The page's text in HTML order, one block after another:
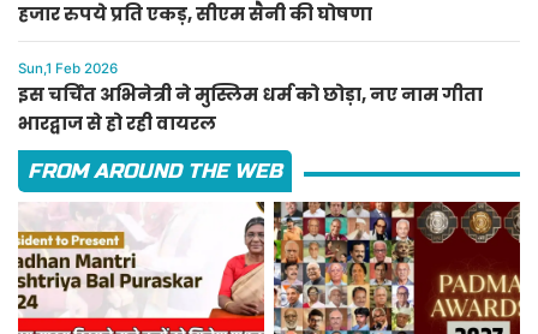
हजार रुपये प्रति एकड़, सीएम सैनी की घोषणा
Sun,1 Feb 2026
इस चर्चित अभिनेत्री ने मुस्लिम धर्म को छोड़ा, नए नाम गीता
भारद्वाज से हो रही वायरल
FROM AROUND THE WEB